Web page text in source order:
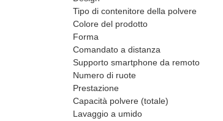
Tipo di contenitore della polvere
Colore del prodotto
Forma
Comandato a distanza
Supporto smartphone da remoto
Numero di ruote
Prestazione
Capacità polvere (totale)
Lavaggio a umido